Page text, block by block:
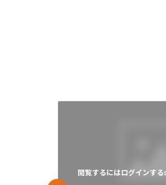
閲覧するにはログインする